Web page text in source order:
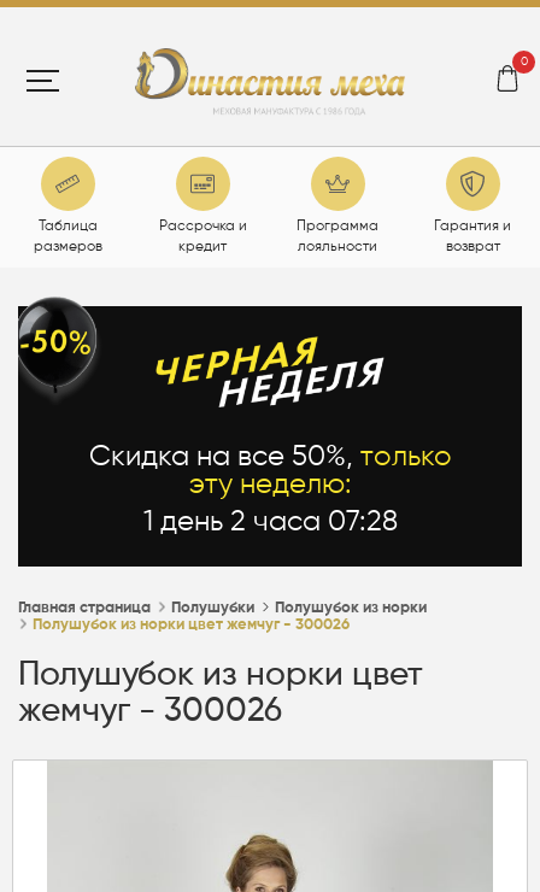
0
Таблица
размеров
Рассрочка и
кредит
Программа
лояльности
Гарантия и
возврат
Скидка на все 50%, только
эту неделю:
1 день 2 часа 07:27
Главная страница Полушубки
Полушубок из норки
Полушубок из норки цвет жемчуг - 300026
Полушубок из норки цвет
жемчуг - 300026